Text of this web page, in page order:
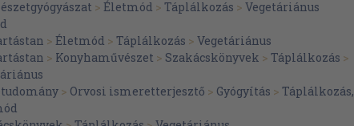
babcsírával 94
95
96
97
sütőtökleves 98
99
krémleves 100
> Életmód > Táplálkozás > Vegetáriánus
> Életmód > Táplálkozás > Vegetáriánus
> Konyhaművészet > Szakácskönyvek > Táplálkozás >
> Orvosi ismeretterjesztő > Gyógyítás > Táplálkozás,